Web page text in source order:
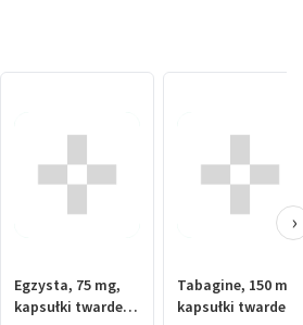
Egzysta, 75 mg,
kapsułki twarde,
Tabagine, 150 mg,
kapsułki twarde,
›